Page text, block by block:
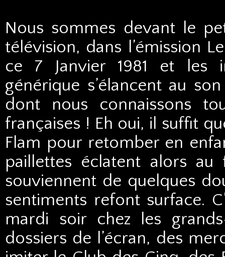
Nous sommes devant le
télévision, dans l’émission
ce 7 Janvier 1981 et les
générique s’élancent au
dont nous connaissons
françaises ! Eh oui, il suffit
Flam pour retomber en
paillettes éclatent alors
souviennent de quelques
sentiments refont surface.
mardi soir chez les
dossiers de l’écran, des